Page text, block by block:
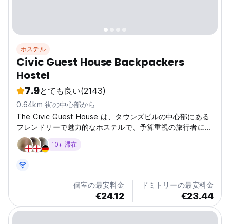
ホステル
Civic Guest House Backpackers
Hostel
7.9とても良い(2143)
0.64km 街の中心部から
The Civic Guest House は、タウンズビルの中心部にある
フレンドリーで魅力的なホステルで、予算重視の旅行者に清
潔で安全で居心地の良い宿泊施設を提供しています。
10+ 滞在
個室の最安料金
€24.12
ドミトリーの最安料金
€23.44